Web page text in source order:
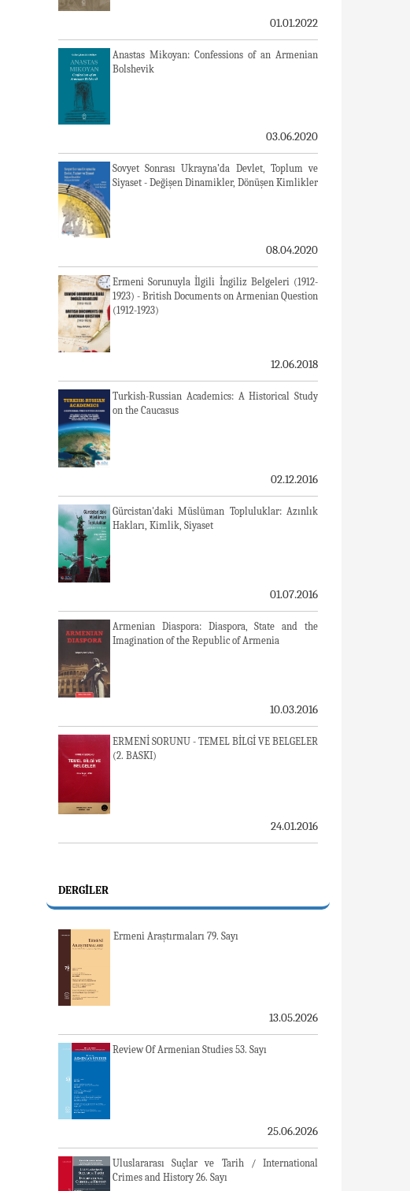
01.01.2022
Anastas Mikoyan: Confessions of an Armenian
Bolshevik
03.06.2020
Sovyet Sonrası Ukrayna’da Devlet, Toplum ve
Siyaset - Değişen Dinamikler, Dönüşen Kimlikler
08.04.2020
Ermeni Sorunuyla İlgili İngiliz Belgeleri (1912-
1923) - British Documents on Armenian Question
(1912-1923)
12.06.2018
Turkish-Russian Academics: A Historical Study
on the Caucasus
02.12.2016
Gürcistan'daki Müslüman Topluluklar: Azınlık
Hakları, Kimlik, Siyaset
01.07.2016
Armenian Diaspora: Diaspora, State and the
Imagination of the Republic of Armenia
10.03.2016
ERMENİ SORUNU - TEMEL BİLGİ VE BELGELER
(2. BASKI)
24.01.2016
DERGILER
Ermeni Araştırmaları 79. Sayı
13.05.2026
Review Of Armenian Studies 53. Sayı
25.06.2026
Uluslararası Suçlar ve Tarih / International
Crimes and History 26. Sayı